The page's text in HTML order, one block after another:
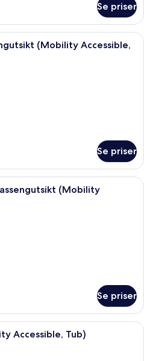
Se priser
Sengetøy av topp kvalitet, senger
(Mobility Accessible,
Se priser
Sengetøy av topp kvalitet, senger
(Mobility
Se priser
Sengetøy av topp kvalitet, senger
Accessible, Tub)